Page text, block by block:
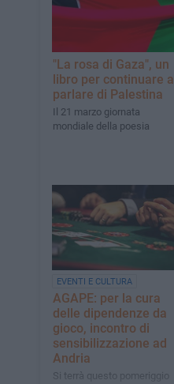
"La rosa di Gaza", un
libro per continuare a
parlare di Palestina
Il 21 marzo giornata
mondiale della poesia
EVENTI E CULTURA
AGAPE: per la cura
delle dipendenze da
gioco, incontro di
sensibilizzazione ad
Andria
Si terrà questo pomeriggio